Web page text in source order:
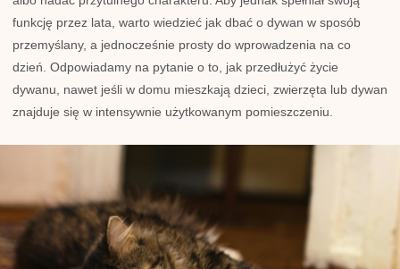
funkcję przez lata, warto wiedzieć jak dbać o dywan w sposób
przemyślany, a jednocześnie prosty do wprowadzenia na co
dzień. Odpowiadamy na pytanie o to, jak przedłużyć życie
dywanu, nawet jeśli w domu mieszkają dzieci, zwierzęta lub dywan
znajduje się w intensywnie użytkowanym pomieszczeniu.